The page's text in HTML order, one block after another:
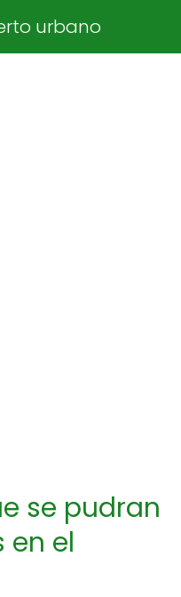
urbano
se pudran
en el